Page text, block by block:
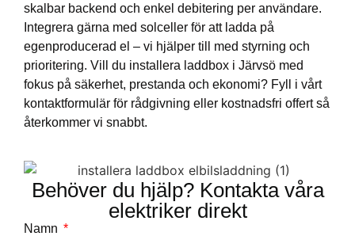
skalbar backend och enkel debitering per användare.
Integrera gärna med solceller för att ladda på
egenproducerad el – vi hjälper till med styrning och
prioritering. Vill du installera laddbox i Järvsö med
fokus på säkerhet, prestanda och ekonomi? Fyll i vårt
kontaktformulär för rådgivning eller kostnadsfri offert så
återkommer vi snabbt.
Behöver du hjälp? Kontakta våra
elektriker direkt
Namn